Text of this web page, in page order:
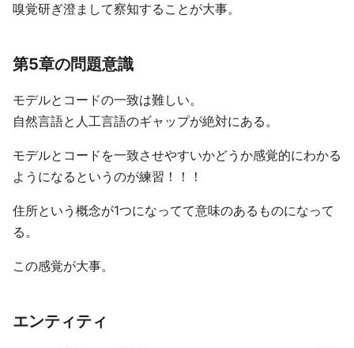
嗅覚研ぎ澄まして察知することが大事。
第5章の問題意識
モデルとコードの一致は難しい。
自然言語と人工言語のギャップが絶対にある。
モデルとコードを一致させやすいかどうか感覚的にわかる
ようになるというのが練習！！！
住所という概念が1つになってて意味のあるものになって
る。
この感覚が大事。
エンティティ